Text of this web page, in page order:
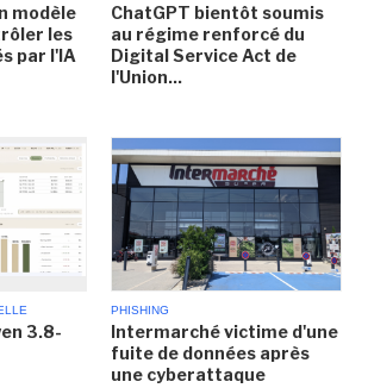
modèle
les
par l'IA
ChatGPT bientôt soumis
au régime renforcé du
Digital Service Act de
l'Union...
3.8-
PHISHING
Intermarché victime d'une
fuite de données après
une cyberattaque